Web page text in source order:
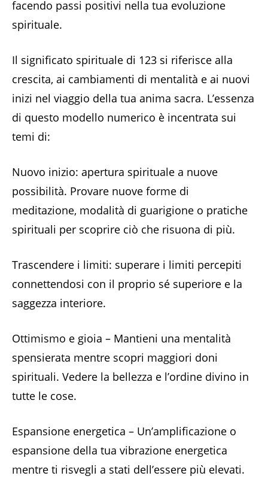
facendo passi positivi nella tua evoluzione
spirituale.
Il significato spirituale di 123 si riferisce alla
crescita, ai cambiamenti di mentalità e ai nuovi
inizi nel viaggio della tua anima sacra. L’essenza
di questo modello numerico è incentrata sui
temi di:
Nuovo inizio: apertura spirituale a nuove
possibilità. Provare nuove forme di
meditazione, modalità di guarigione o pratiche
spirituali per scoprire ciò che risuona di più.
Trascendere i limiti: superare i limiti percepiti
connettendosi con il proprio sé superiore e la
saggezza interiore.
Ottimismo e gioia – Mantieni una mentalità
spensierata mentre scopri maggiori doni
spirituali. Vedere la bellezza e l’ordine divino in
tutte le cose.
Espansione energetica – Un’amplificazione o
espansione della tua vibrazione energetica
mentre ti risvegli a stati dell’essere più elevati.